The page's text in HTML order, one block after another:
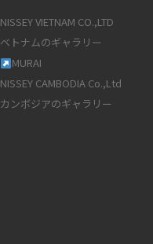
NISSEY VIETNAM CO.,LTD
ベトナムのギャラリー
MURAI
NISSEY CAMBODIA Co.,Ltd
カンボジアのギャラリー